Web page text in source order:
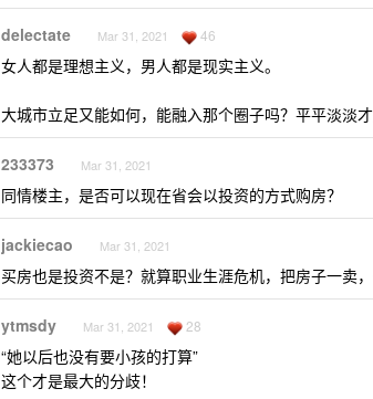
delectate Mar 31, 2021 46
女人都是理想主义，男人都是现实主义。
大城市立足又能如何，能融入那个圈子吗？平平淡淡
233373 Mar 31, 2021
同情楼主，是否可以现在省会以投资的方式购房？
jackiecao Mar 31, 2021
买房也是投资不是？就算职业生涯危机，把房子一卖，
ytmsdy Mar 31, 2021 28
“她以后也没有要小孩的打算”
这个才是最大的分歧！